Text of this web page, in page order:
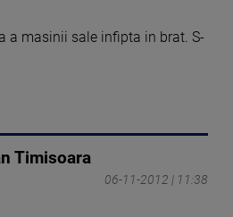
a masinii sale infipta in brat. S-
Timisoara
06-11-2012 | 11:38